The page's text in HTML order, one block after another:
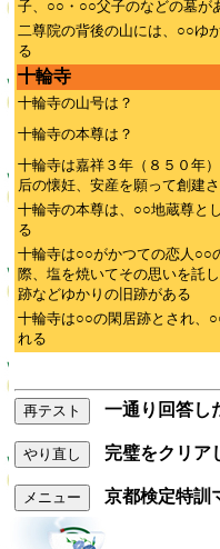
子、○○・○○父子のなどの墓が
二尊院の背後の山には、○○ゆ
る
十輪寺
十輪寺の山号は？
十輪寺の本尊は？
十輪寺は嘉祥３年（８５０年
后の懐妊、安産を願って創建
十輪寺の本尊は、○○地蔵尊と
る
十輪寺は○○がかつての恋人○○
際、塩を焼いてその思いを託
跡などゆかりの旧跡がある
十輪寺は○○の閑居跡とされ、
れる
再テスト 一通り回答し
やり直し 完璧をクリア
メニュー 京都検定特訓